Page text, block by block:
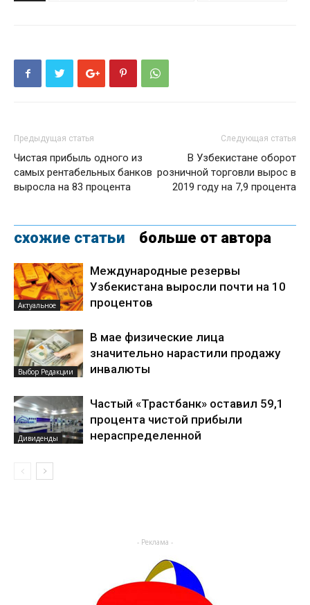
Предыдущая статья
Чистая прибыль одного из
самых рентабельных банков
выросла на 83 процента
Следующая статья
В Узбекистане оборот
розничной торговли вырос в
2019 году на 7,9 процента
схожие статьи больше от автора
Актуальное
Международные резервы
Узбекистана выросли почти на 10
процентов
Выбор Редакции
В мае физические лица
значительно нарастили продажу
инвалюты
Дивиденды
Частый «Трастбанк» оставил 59,1
процента чистой прибыли
нераспределенной
- Реклама -